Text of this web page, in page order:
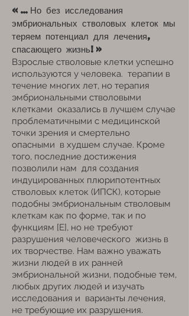
«…Но без исследования
эмбриональных стволовых клеток мы
теряем потенциал для лечения,
спасающего жизнь!»
Взрослые стволовые клетки успешно
используются у человека. терапии в
течение многих лет, но терапия
эмбриональными стволовыми
клетками оказались в лучшем случае
проблематичными с медицинской
точки зрения и смертельно
опасными в худшем случае. Кроме
того, последние достижения
позволили нам для создания
индуцированных плюрипотентных
стволовых клеток (ИПСК), которые
подобны эмбриональным стволовым
клеткам как по форме, так и по
функциям [E], но не требуют
разрушения человеческого жизнь в
их творчестве. Нам важно уважать
жизни людей в их ранней
эмбриональной жизни, подобные тем,
любых других людей и изучать
исследования и варианты лечения,
не требующие их разрушения.